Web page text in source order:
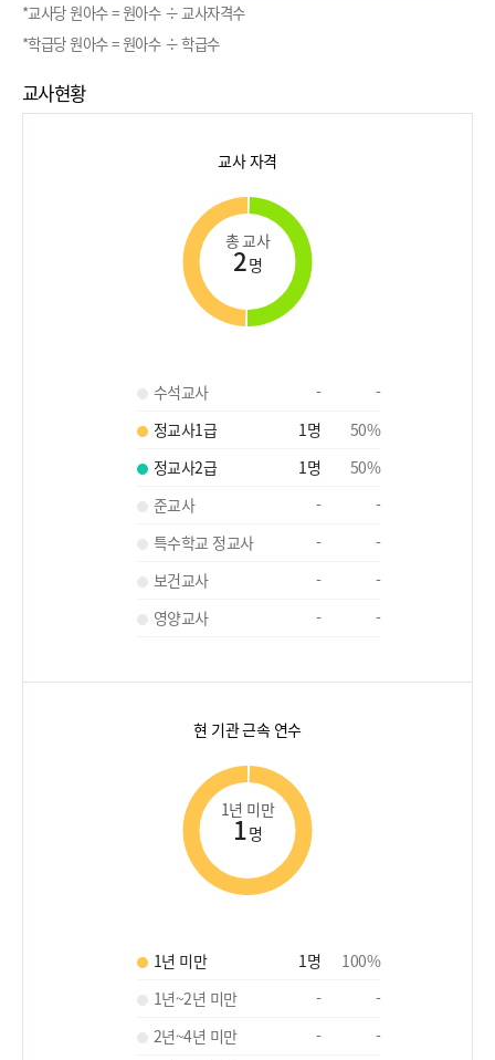
*교사당 원아수 = 원아수 ÷ 교사자격수
*학급당 원아수 = 원아수 ÷ 학급수
교사현황
교사 자격
총 교사
2명
수석교사 -
-
정교사1급
1명 50%
정교사2급
1명 50%
준교사
-
-
특수학교 정교사
-
-
보건교사
-
-
영양교사
- -
현 기관 근속 연수
1년 미만
1명
1년 미만 1명 100%
1년~2년 미만
-
-
2년~4년 미만
-
-